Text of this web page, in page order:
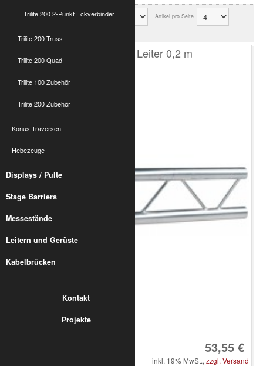
Trilite 200 2-Punkt Eckverbinder
Trilite 200 Truss
Trilite 200 Quad
Trilite 100 Zubehör
Trilite 200 Zubehör
Konus Traversen
Hebezeuge
Displays / Pulte
Stage Barriers
Messestände
Leitern und Gerüste
Kabelbrücken
Kontakt
Projekte
Sortierung Artikel pro Seite
T200 2-Punkt Leiter 0,2 m
53,55 €
inkl. 19% MwSt., zzgl. Versand